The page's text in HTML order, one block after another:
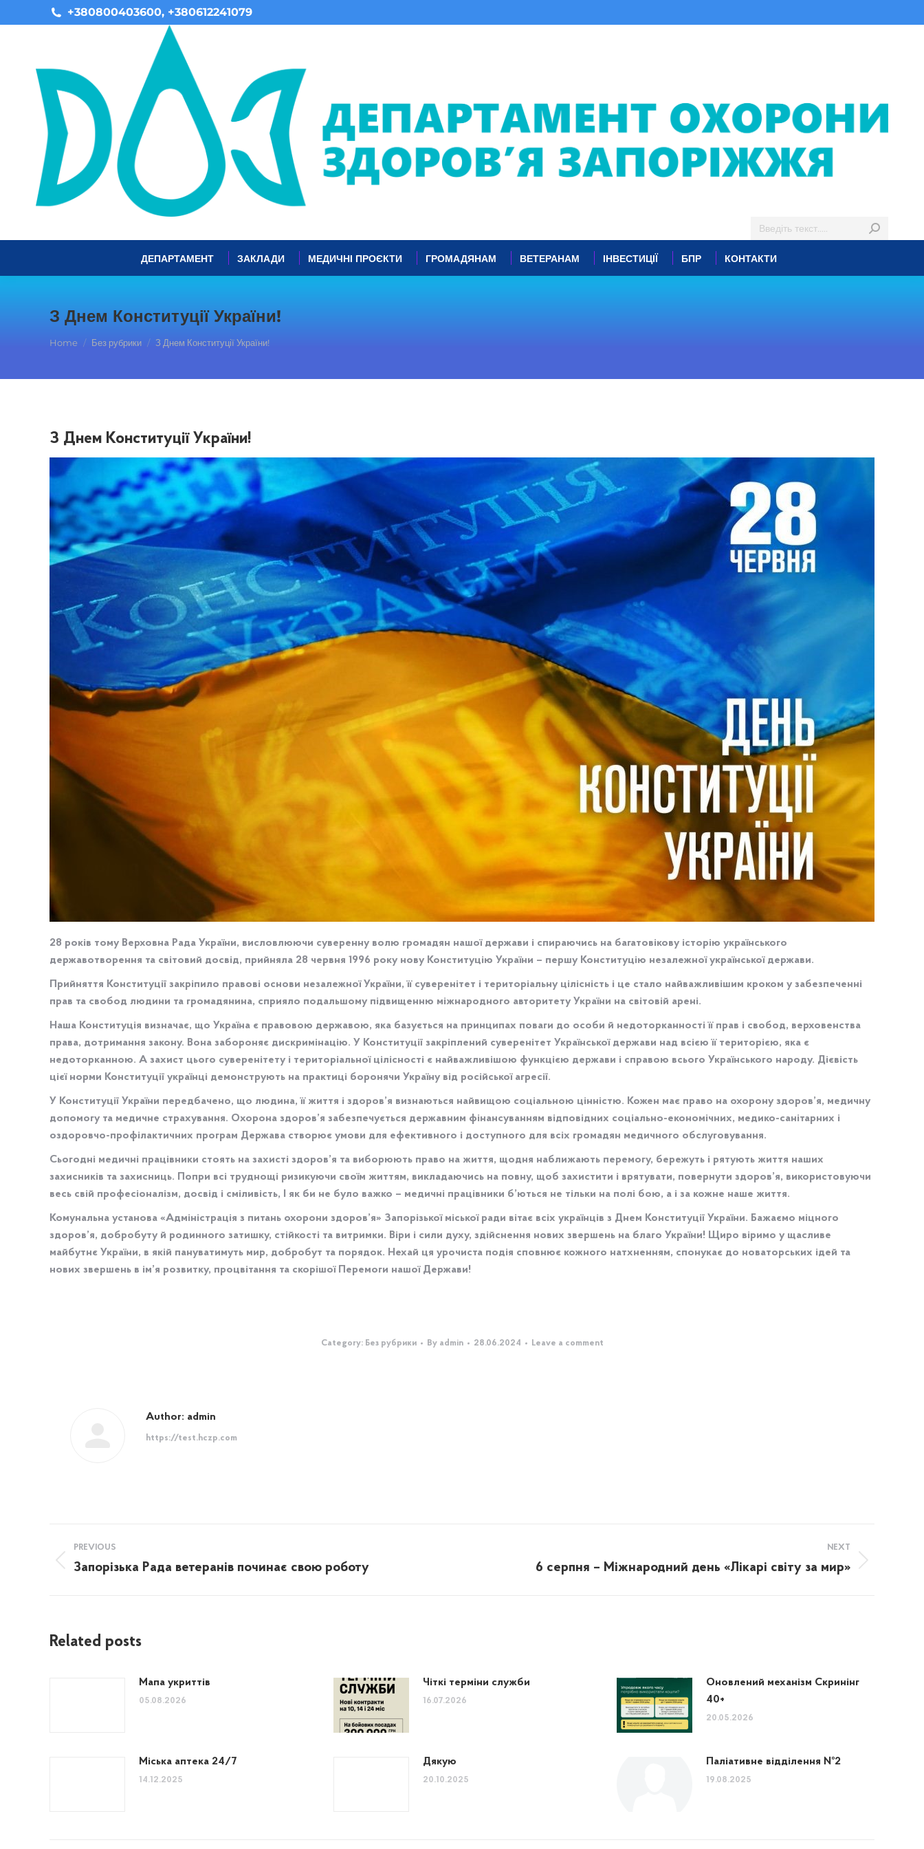
+380800403600, +380612241079
ДЕПАРТАМЕНТ ЗАКЛАДИ МЕДИЧНІ ПРОЄКТИ ГРОМАДЯНАМ ВЕТЕРАНАМ ІНВЕСТИЦІЇ БПР КОНТАКТИ
З Днем Конституції України!
You are here:
Home Без рубрики З Днем Конституції України!
З Днем Конституції України!
28 років тому Верховна Рада України, висловлюючи суверенну волю громадян нашої держави і спираючись на багатовікову історію українського
державотворення та світовий досвід, прийняла 28 червня 1996 року нову Конституцію України – першу Конституцію незалежної української держави.
Прийняття Конституції закріпило правові основи незалежної України, її суверенітет і територіальну цілісність і це стало найважливішим кроком у забезпеченні
прав та свобод людини та громадянина, сприяло подальшому підвищенню міжнародного авторитету України на світовій арені.
Наша Конституція визначає, що Україна є правовою державою, яка базується на принципах поваги до особи й недоторканності її прав і свобод, верховенства
права, дотримання закону. Вона забороняє дискримінацію. У Конституції закріплений суверенітет Української держави над всією її територією, яка є
недоторканною. А захист цього суверенітету і територіальної цілісності є найважливішою функцією держави і справою всього Українського народу. Дієвість
цієї норми Конституції українці демонструють на практиці боронячи Україну від російської агресії.
У Конституції України передбачено, що людина, її життя і здоров’я визнаються найвищою соціальною цінністю. Кожен має право на охорону здоров’я, медичну
допомогу та медичне страхування. Охорона здоров’я забезпечується державним фінансуванням відповідних соціально-економічних, медико-санітарних і
оздоровчо-профілактичних програм Держава створює умови для ефективного і доступного для всіх громадян медичного обслуговування.
Сьогодні медичні працівники стоять на захисті здоров’я та виборюють право на життя, щодня наближають перемогу, бережуть і рятують життя наших
захисників та захисниць. Попри всі труднощі ризикуючи своїм життям, викладаючись на повну, щоб захистити і врятувати, повернути здоров’я, використовуючи
весь свій професіоналізм, досвід і сміливість, І як би не було важко – медичні працівники б’ються не тільки на полі бою, а і за кожне наше життя.
Комунальна установа «Адміністрація з питань охорони здоров’я» Запорізької міської ради вітає всіх українців з Днем Конституції України. Бажаємо міцного
здоров’я, добробуту й родинного затишку, стійкості та витримки. Віри і сили духу, здійснення нових звершень на благо України! Щиро віримо у щасливе
майбутнє України, в якій пануватимуть мир, добробут та порядок. Нехай ця урочиста подія сповнює кожного натхненням, спонукає до новаторських ідей та
нових звершень в ім’я розвитку, процвітання та скорішої Перемоги нашої Держави!
Category: Без рубрики By admin 28.06.2024 Leave a comment
Author: admin
https://test.hczp.com
Post
navigation
PREVIOUS
Previous
Запорізька Рада ветеранів починає свою роботу
NEXT
6 серпня – Міжнародний день «Лікарі світу за мир»
Related posts
Мапа укриттів
05.08.2026
Чіткі терміни служби
16.07.2026
Оновлений механізм Скринінг
40+
20.05.2026
Міська аптека 24/7
14.12.2025
Дякую
20.10.2025
Паліативне відділення №2
19.08.2025